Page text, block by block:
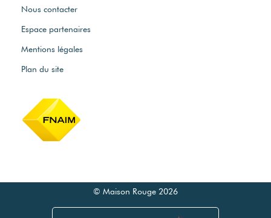
Nous contacter
Espace partenaires
Mentions légales
Plan du site
© Maison Rouge 2026